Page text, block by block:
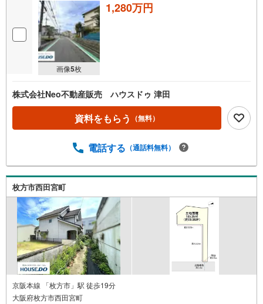
画像5枚
1,280万円
株式会社Neo不動産販売 ハウスドゥ 津田
資料をもらう （無料）
電話する （通話料無料）
枚方市西田宮町
京阪本線 「枚方市」駅 徒歩19分
大阪府枚方市西田宮町